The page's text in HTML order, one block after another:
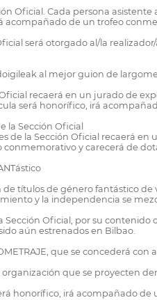
Oficial. Cada persona
de un trofeo
será otorgado al/la
al mejor guion de
recaerá en un jurado de
será honorífico, irá
la Sección Oficial
la Sección Oficial recaerá
y carecerá de
de títulos de género fantástico
y la independencia se
Oficial, por su
aún estrenados en Bilbao.
que se concederá
que se proyecten
honorífico, irá acompañado